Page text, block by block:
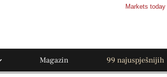
Markets today
Magazin 99 najuspješnijih